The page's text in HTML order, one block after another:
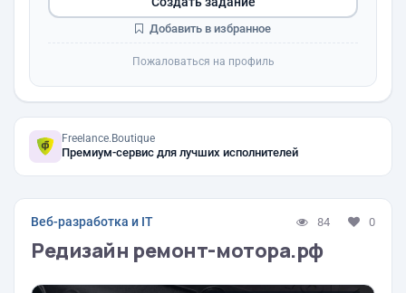
Добавить в избранное
Пожаловаться на профиль
Freelance.Boutique
Премиум-сервис для лучших исполнителей
Веб-разработка и IT 84 0
Редизайн ремонт-мотора.рф